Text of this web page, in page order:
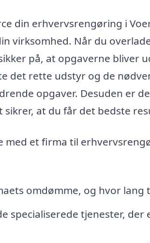
din erhvervsrengøring i
virksomhed. Når du
på, at opgaverne bliver
det rette udstyr og de
opgaver. Desuden er
at du får det bedste
med et firma til
omdømme, og hvor
specialiserede tjenester,